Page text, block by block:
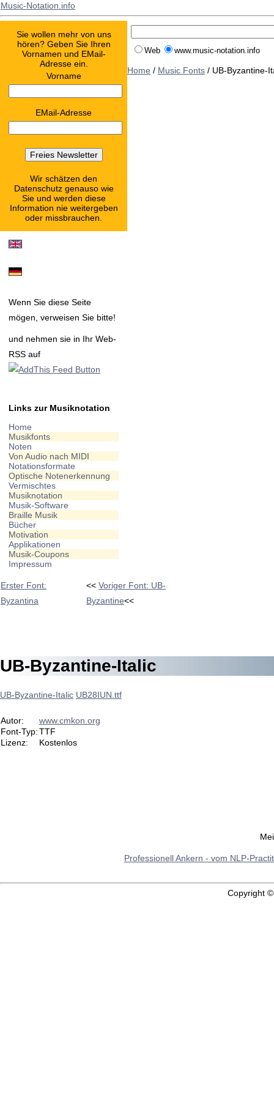
Music-Notation.info
Sie wollen mehr von uns
hören? Geben Sie Ihren
Vornamen und EMail-
Adresse ein.
Vorname
EMail-Adresse
Wir schätzen den
Datenschutz genauso wie
Sie und werden diese
Information nie weitergeben
oder missbrauchen.
Wenn Sie diese Seite
mögen, verweisen Sie bitte!
und nehmen sie in Ihr Web-
RSS auf
Links zur Musiknotation
Home
Musikfonts
Noten
Von Audio nach MIDI
Notationsformate
Optische Notenerkennung
Vermischtes
Musiknotation
Musik-Software
Braille Musik
Bücher
Motivation
Applikationen
Musik-Coupons
Impressum
Web www.music-notation.info
Home / Music Fonts / UB-Byzantine-
Erster Font:
Byzantina
<< Voriger Font: UB-
Byzantine<<
UB-Byzantine-Italic
UB-Byzantine-Italic UB28IUN.ttf
Autor:
www.cmkon.org
Font-Typ:TTF
Lizenz:
Kostenlos
Professionell Ankern - vom NLP-
Copyright